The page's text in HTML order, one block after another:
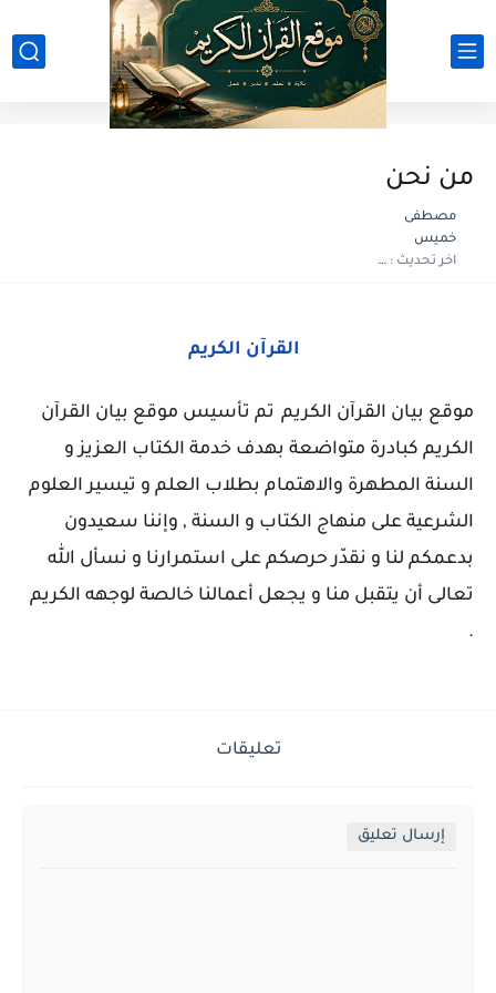
من نحن
مصطفى
خميس
اخر تحديث :
منذ عام
القرآن الكريم
موقع بيان القرآن الكريم تم تأسيس موقع بيان القرآن
الكريم كبادرة متواضعة بهدف خدمة الكتاب العزيز و
السنة المطهرة والاهتمام بطلاب العلم و تيسير العلوم
الشرعية على منهاج الكتاب و السنة , وإننا سعيدون
بدعمكم لنا و نقدّر حرصكم على استمرارنا و نسأل الله
تعالى أن يتقبل منا و يجعل أعمالنا خالصة لوجهه الكريم
.
تعليقات
إرسال تعليق